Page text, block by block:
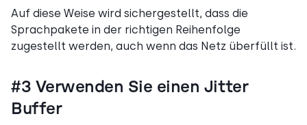
Auf diese Weise wird sichergestellt, dass die
Sprachpakete in der richtigen Reihenfolge
zugestellt werden, auch wenn das Netz überfüllt ist.
#3 Verwenden Sie einen Jitter
Buffer